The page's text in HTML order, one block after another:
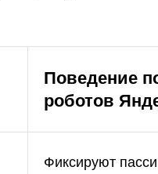
Поведение
роботов
Фиксируют